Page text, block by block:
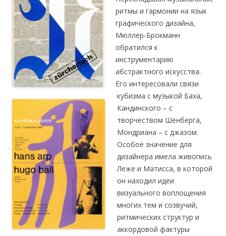
ритмы и гармонии на язык
графического дизайна,
Мюллер-Брокманн
обратился к
инструментарию
абстрактного искусства.
Его интересовали связи
кубизма с музыкой Баха,
Кандинского – с
творчеством Шёнберга,
Мондриана – с джазом.
Особое значение для
дизайнера имела живопись
Леже и Матисса, в которой
он находил идеи
визуального воплощения
многих тем и созвучий,
ритмических структур и
аккордовой фактуры